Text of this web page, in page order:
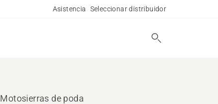
Asistencia Seleccionar distribuidor
Motosierras de poda